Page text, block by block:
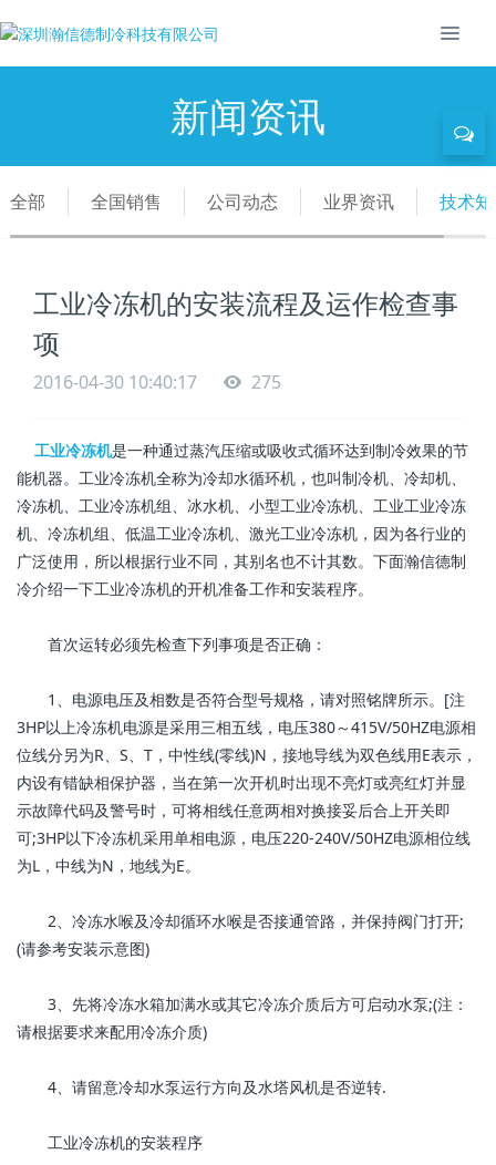
新闻资讯
全部 全国销售 公司动态 业界资讯 技术
工业冷冻机的安装流程及运作检查事
项
2016-04-30 10:40:17 275
工业冷冻机是一种通过蒸汽压缩或吸收式循环达到制冷效果的节
能机器。工业冷冻机全称为冷却水循环机，也叫制冷机、冷却机、
冷冻机、工业冷冻机组、冰水机、小型工业冷冻机、工业工业冷冻
机、冷冻机组、低温工业冷冻机、激光工业冷冻机，因为各行业的
广泛使用，所以根据行业不同，其别名也不计其数。下面瀚信德制
冷介绍一下工业冷冻机的开机准备工作和安装程序。
首次运转必须先检查下列事项是否正确：
1、电源电压及相数是否符合型号规格，请对照铭牌所示。[注
3HP以上冷冻机电源是采用三相五线，电压380～415V/50HZ电源相
位线分另为R、S、T，中性线(零线)N，接地导线为双色线用E表示，
内设有错缺相保护器，当在第一次开机时出现不亮灯或亮红灯并显
示故障代码及警号时，可将相线任意两相对换接妥后合上开关即
可;3HP以下冷冻机采用单相电源，电压220-240V/50HZ电源相位线
为L，中线为N，地线为E。
2、冷冻水喉及冷却循环水喉是否接通管路，并保持阀门打开;
(请参考安装示意图)
3、先将冷冻水箱加满水或其它冷冻介质后方可启动水泵;(注：
请根据要求来配用冷冻介质)
4、请留意冷却水泵运行方向及水塔风机是否逆转.
工业冷冻机的安装程序